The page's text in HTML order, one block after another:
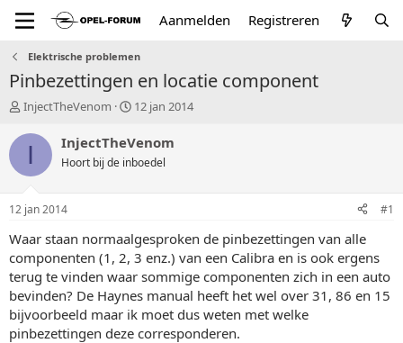
Aanmelden Registreren
Elektrische problemen
Pinbezettingen en locatie component
T
p
t
a
r
e
r
InjectTheVenom
S
a
t
u
m
12 jan 2014
I InjectTheVenom
Hoort bij de inboedel
12 jan 2014 #1
Waar staan normaalgesproken de pinbezettingen van alle
componenten (1, 2, 3 enz.) van een Calibra en is ook ergens
terug te vinden waar sommige componenten zich in een auto
bevinden? De Haynes manual heeft het wel over 31, 86 en 15
bijvoorbeeld maar ik moet dus weten met welke
pinbezettingen deze corresponderen.